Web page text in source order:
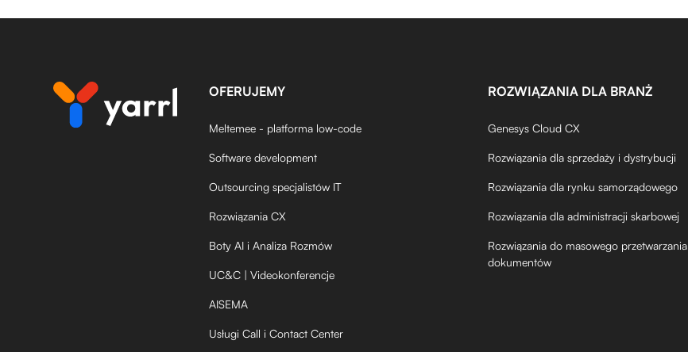
OFERUJEMY
Meltemee - platforma low-code
Software development
Outsourcing specjalistów IT
Rozwiązania CX
Boty AI i Analiza Rozmów
UC&C | Videokonferencje
AISEMA
Usługi Call i Contact Center
ROZWIĄZANIA DLA BRANŻ
Genesys Cloud CX
Rozwiązania dla sprzedaży i dystrybucji
Rozwiązania dla rynku samorządowego
Rozwiązania dla administracji skarbowej
Rozwiązania do masowego przetwarzania
dokumentów